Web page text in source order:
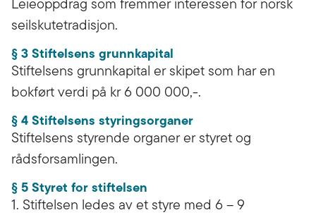
seilskutetradisjon.
§ 3 Stiftelsens grunnkapital
Stiftelsens grunnkapital er skipet som har en
bokført verdi på kr 6 000 000,-.
§ 4 Stiftelsens styringsorganer
Stiftelsens styrende organer er styret og
rådsforsamlingen.
§ 5 Styret for stiftelsen
1. Stiftelsen ledes av et styre med 6 – 9